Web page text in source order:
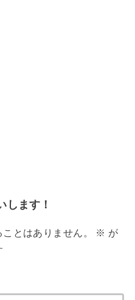
します！
とはありません。 ※ が